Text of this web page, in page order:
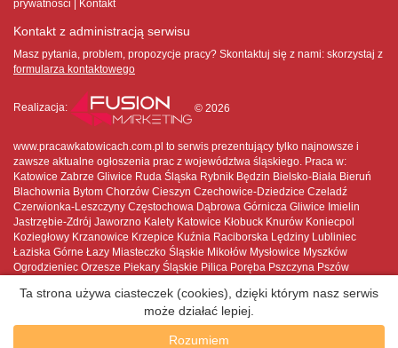
prywatnosci
Kontakt
Kontakt z administracją serwisu
Masz pytania, problem, propozycje pracy? Skontaktuj się z nami: skorzystaj z
formularza kontaktowego
Realizacja: © 2026
www.pracawkatowicach.com.pl to serwis prezentujący tylko najnowsze i
zawsze aktualne ogłoszenia prac z województwa śląskiego. Praca w:
Katowice Zabrze Gliwice Ruda Śląska Rybnik Będzin Bielsko-Biała Bieruń
Blachownia Bytom Chorzów Cieszyn Czechowice-Dziedzice Czeladź
Czerwionka-Leszczyny Częstochowa Dąbrowa Górnicza Gliwice Imielin
Jastrzębie-Zdrój Jaworzno Kalety Katowice Kłobuck Knurów Koniecpol
Koziegłowy Krzanowice Krzepice Kuźnia Raciborska Lędziny Lubliniec
Łaziska Górne Łazy Miasteczko Śląskie Mikołów Mysłowice Myszków
Ogrodzieniec Orzesze Piekary Śląskie Pilica Poręba Pszczyna Pszów
Siemianowice Śląskie Siewierz Skoczów Sławków Sosnowiec Sośnicowice
Strumień Szczekociny Szczyrk Świętochłowice Tarnowskie Góry Toszek
Tychy Ustroń Wilamowice Wisła Wodzisław Śląski Wojkowice Woźniki
Zabrze Zawiercie Żarki Żory Żywiec
Ta strona używa ciasteczek (cookies), dzięki którym nasz serwis
może działać lepiej.
Rozumiem